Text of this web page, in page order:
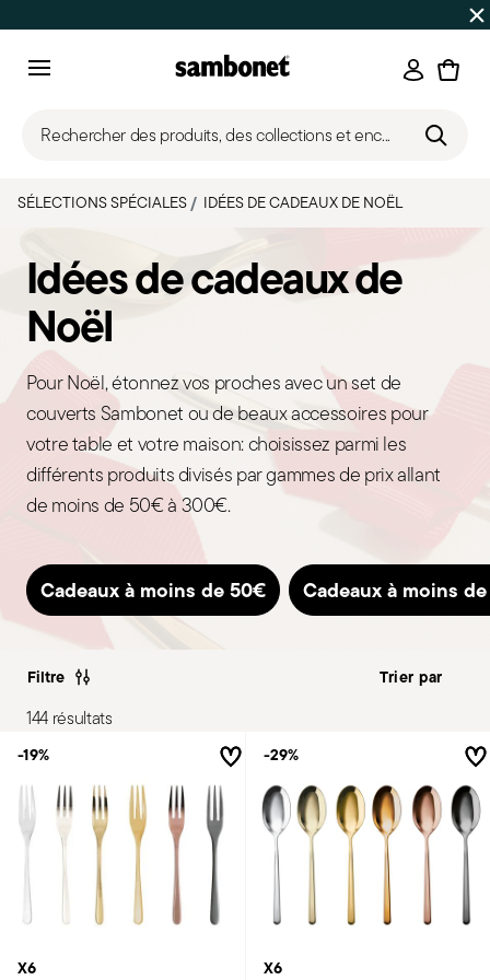
Jusqu'à -50% | Commandes du 7 au 16
Rechercher des produits, des collections et enc...
SÉLECTIONS SPÉCIALES IDÉES DE CADEAUX DE NOËL
Idées de cadeaux de
Noël
Pour Noël, étonnez vos proches avec un set de
couverts Sambonet ou de beaux accessoires pour
votre table et votre maison: choisissez parmi les
différents produits divisés par gammes de prix allant
de moins de 50€ à 300€.
Cadeaux à moins de 50€ Cadeaux à moins
Filtre
144 résultats
X6
-19%
X6
-29%